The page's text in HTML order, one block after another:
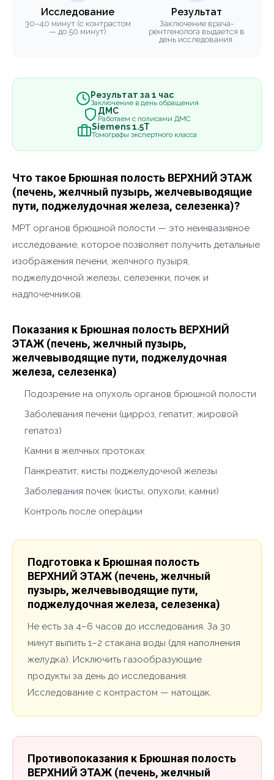
Исследование
30–40 минут (с контрастом
— до 50 минут)
Результат
Заключение врача-
рентгенолога выдается в
день исследования.
Результат за 1 час
Заключение в день обращения
ДМС
Работаем с полисами ДМС
Siemens 1.5Т
Томографы экспертного класса
Что такое Брюшная полость ВЕРХНИЙ ЭТАЖ
(печень, желчный пузырь, желчевыводящие
пути, поджелудочная железа, селезенка)?
МРТ органов брюшной полости — это неинвазивное
исследование, которое позволяет получить детальные
изображения печени, желчного пузыря,
поджелудочной железы, селезенки, почек и
надпочечников.
Показания к Брюшная полость ВЕРХНИЙ
ЭТАЖ (печень, желчный пузырь,
желчевыводящие пути, поджелудочная
железа, селезенка)
Подозрение на опухоль органов брюшной полости
Заболевания печени (цирроз, гепатит, жировой
гепатоз)
Камни в желчных протоках
Панкреатит, кисты поджелудочной железы
Заболевания почек (кисты, опухоли, камни)
Контроль после операции
Подготовка к Брюшная полость
ВЕРХНИЙ ЭТАЖ (печень, желчный
пузырь, желчевыводящие пути,
поджелудочная железа, селезенка)
Не есть за 4–6 часов до исследования. За 30
минут выпить 1–2 стакана воды (для наполнения
желудка). Исключить газообразующие
продукты за день до исследования.
Исследование с контрастом — натощак.
Противопоказания к Брюшная полость
ВЕРХНИЙ ЭТАЖ (печень, желчный